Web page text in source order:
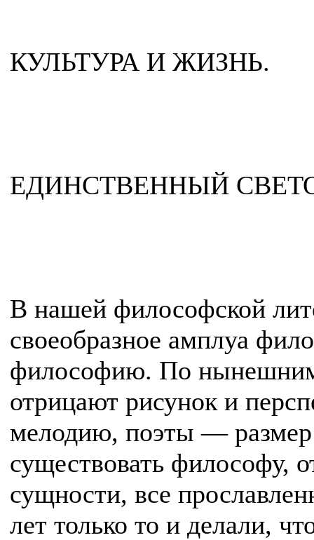
КУЛЬТУРА И ЖИЗНЬ.
ЕДИНСТВЕННЫЙ
В нашей философской
своеобразное амплуа
философию. По
отрицают рисунок и
мелодию, поэты —
существовать философу,
сущности, все
лет только то и делали,